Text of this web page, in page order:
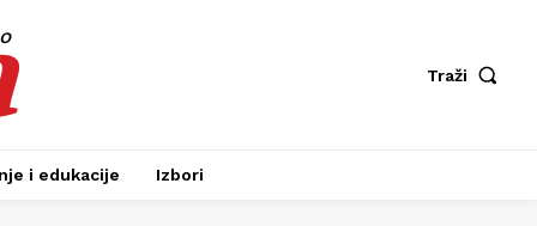
Traži
i edukacije Izbori